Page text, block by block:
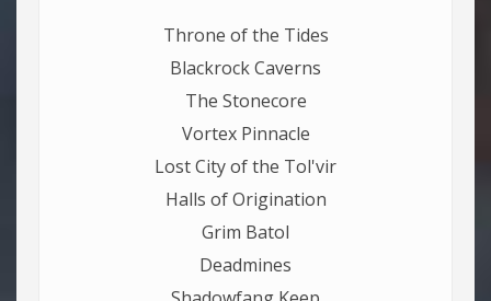
Throne of the Tides
Blackrock Caverns
The Stonecore
Vortex Pinnacle
Lost City of the Tol'vir
Halls of Origination
Grim Batol
Deadmines